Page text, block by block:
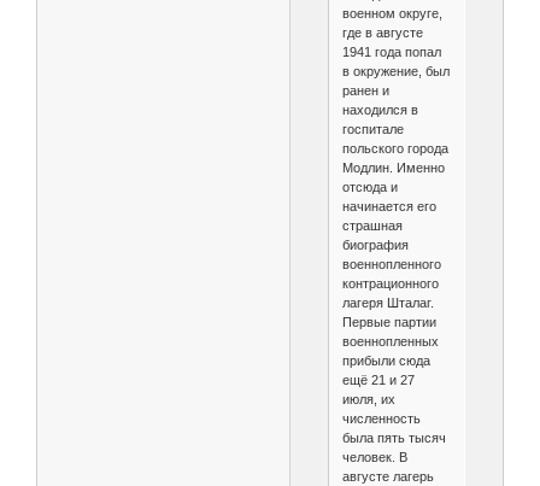
военном округе,
где в августе
1941 года попал
в окружение, был
ранен и
находился в
госпитале
польского города
Модлин. Именно
отсюда и
начинается его
страшная
биография
военнопленного
контрационного
лагеря Шталаг.
Первые партии
военнопленных
прибыли сюда
ещё 21 и 27
июля, их
численность
была пять тысяч
человек. В
августе лагерь